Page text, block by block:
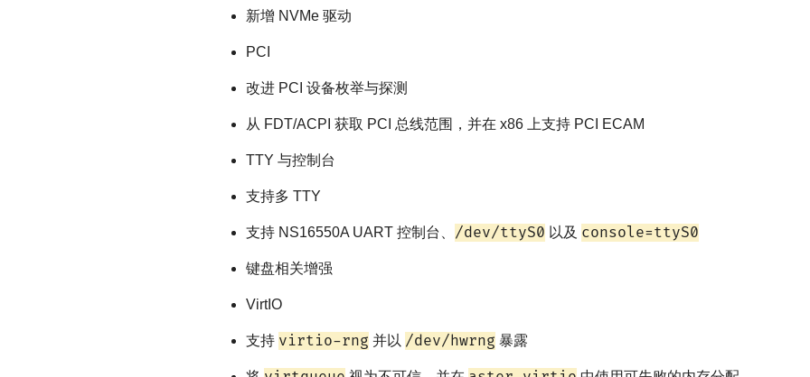
新增 NVMe 驱动
PCI
改进 PCI 设备枚举与探测
从 FDT/ACPI 获取 PCI 总线范围，并在 x86 上支持 PCI ECAM
TTY 与控制台
支持多 TTY
支持 NS16550A UART 控制台、 /dev/ttyS0 以及 console=ttyS0
键盘相关增强
VirtIO
支持 virtio-rng 并以 /dev/hwrng 暴露